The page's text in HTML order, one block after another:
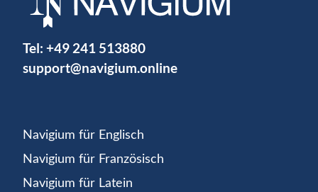
Tel: +49 241 513880
support@navigium.online
Navigium für Englisch
Navigium für Französisch
Navigium für Latein